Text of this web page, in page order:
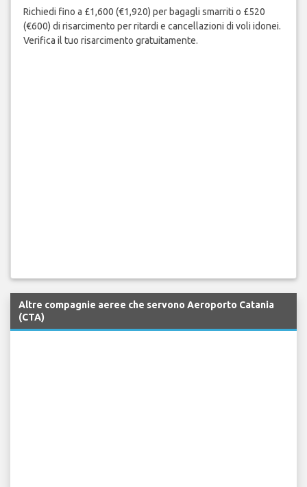
Richiedi fino a £1,600 (€1,920) per bagagli smarriti o £520
(€600) di risarcimento per ritardi e cancellazioni di voli idonei.
Verifica il tuo risarcimento gratuitamente.
Altre compagnie aeree che servono Aeroporto Catania
(CTA)